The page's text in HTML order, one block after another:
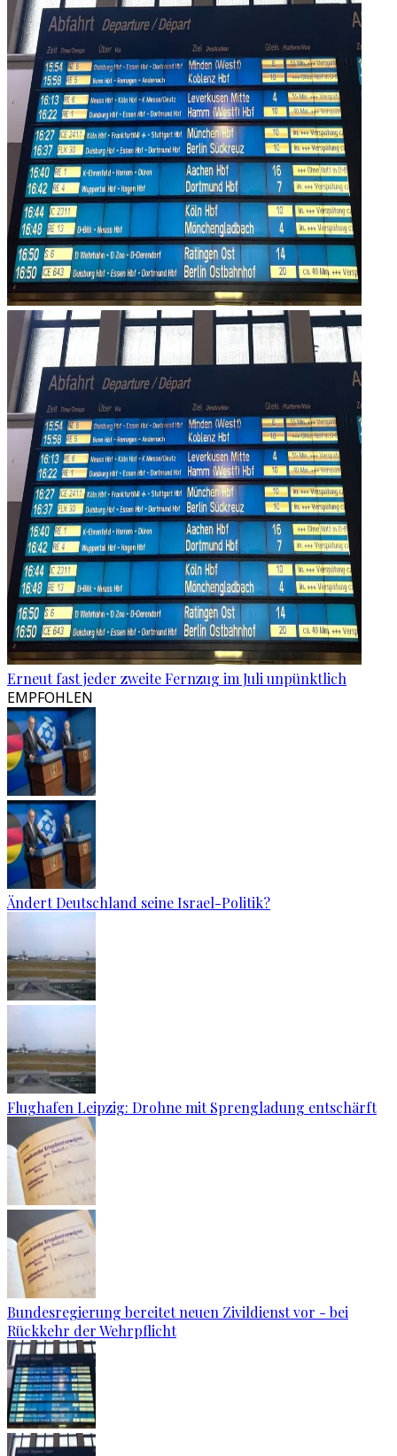
Erneut fast jeder zweite Fernzug im Juli unpünktlich
EMPFOHLEN
Ändert Deutschland seine Israel-Politik?
Flughafen Leipzig: Drohne mit Sprengladung entschärft
Bundesregierung bereitet neuen Zivildienst vor - bei
Rückkehr der Wehrpflicht